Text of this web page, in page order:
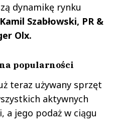
dynamikę rynku
Kamil Szabłowski, PR &
Olx.
popularności
teraz używany sprzęt
aktywnych
a jego podaż w ciągu